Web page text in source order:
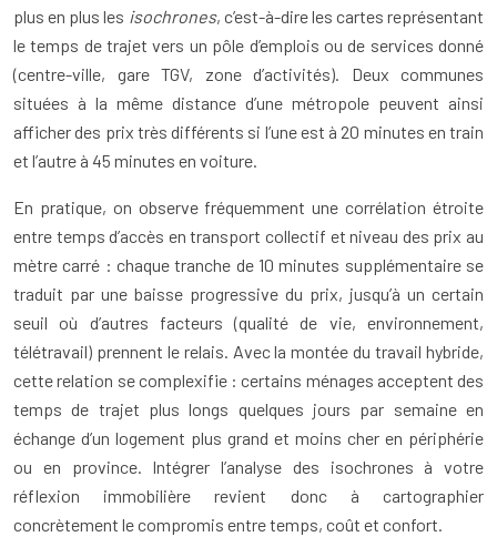
plus en plus les isochrones, c’est-à-dire les cartes représentant
le temps de trajet vers un pôle d’emplois ou de services donné
(centre-ville, gare TGV, zone d’activités). Deux communes
situées à la même distance d’une métropole peuvent ainsi
afficher des prix très différents si l’une est à 20 minutes en train
et l’autre à 45 minutes en voiture.
En pratique, on observe fréquemment une corrélation étroite
entre temps d’accès en transport collectif et niveau des prix au
mètre carré : chaque tranche de 10 minutes supplémentaire se
traduit par une baisse progressive du prix, jusqu’à un certain
seuil où d’autres facteurs (qualité de vie, environnement,
télétravail) prennent le relais. Avec la montée du travail hybride,
cette relation se complexifie : certains ménages acceptent des
temps de trajet plus longs quelques jours par semaine en
échange d’un logement plus grand et moins cher en périphérie
ou en province. Intégrer l’analyse des isochrones à votre
réflexion immobilière revient donc à cartographier
concrètement le compromis entre temps, coût et confort.